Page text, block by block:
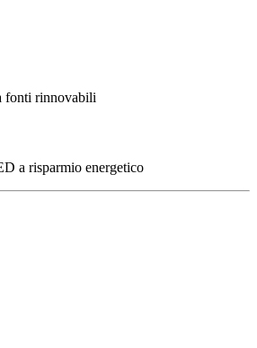
fonti rinnovabili
a risparmio energetico